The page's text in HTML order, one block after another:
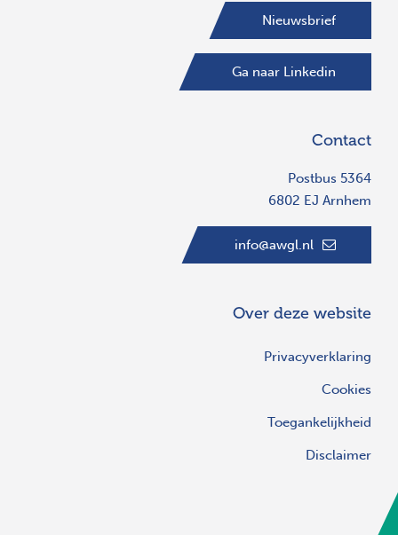
Nieuwsbrief
Ga naar Linkedin
Contact
Postbus 5364
6802 EJ Arnhem
info@awgl.nl
Over deze website
Privacyverklaring
Cookies
Toegankelijkheid
Disclaimer